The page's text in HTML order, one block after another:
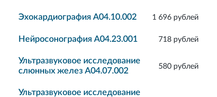
Эхокардиография A04.10.002 1 696 рублей
Нейросонография A04.23.001 718 рублей
Ультразвуковое исследование
слюнных желез A04.07.002
580 рублей
Ультразвуковое исследование